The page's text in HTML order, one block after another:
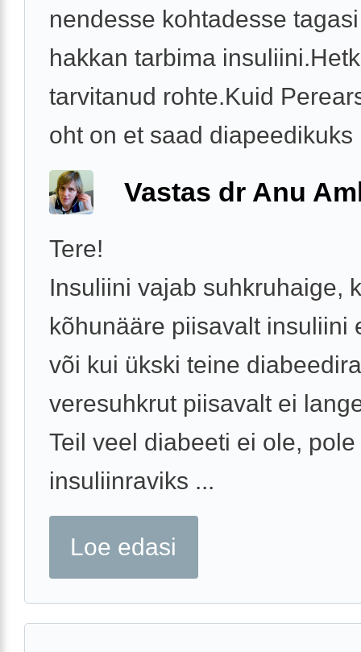
nendesse kohtadesse
hakkan tarbima
tarvitanud rohte.Kuid
oht on et saad diapeedikuks
Vastas dr Anu
Tere!
Insuliini vajab suhkruhaige,
kõhunääre piisavalt insuliini
või kui ükski teine
veresuhkrut piisavalt ei
Teil veel diabeeti ei ole, pole
insuliinraviks ...
Loe edasi